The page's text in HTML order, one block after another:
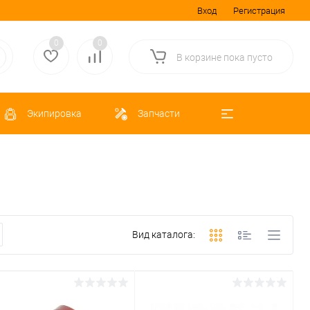
Вход Регистрация
0 0
В корзине пока пусто
Экипировка Запчасти
Вид каталога: